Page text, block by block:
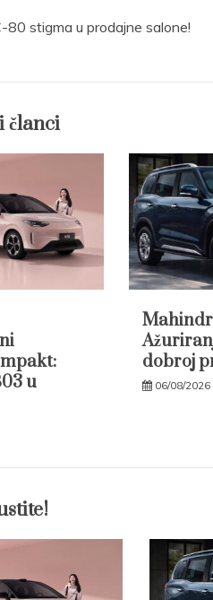
80 stigma u prodajne salone!
članci
u
dobroj
06/08/2026